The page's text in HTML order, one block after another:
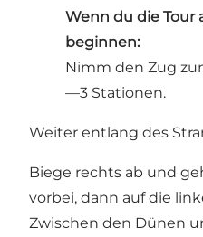
Wenn du die Tour
beginnen:
Nimm den Zug
—3 Stationen.
Weiter entlang des
Biege rechts ab und
vorbei, dann auf die
Zwischen den Dünen